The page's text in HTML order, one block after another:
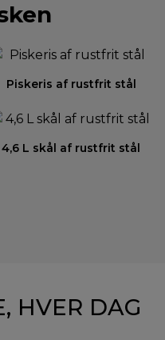
Piskeris af rustfrit stål
4,6 L skål af rustfrit stål
HVER DAG